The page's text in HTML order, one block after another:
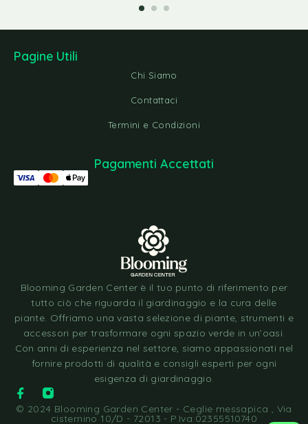
Pagine Utili
Chi Siamo
Contattaci
Termini e Condizioni
Blooming Garden Center è il tuo punto di riferimento per
tutto ciò che riguarda il giardinaggio e la cura delle
piante. Offriamo una vasta selezione di piante, strumenti e
accessori per trasformare ogni spazio verde in un’oasi.
Con anni di esperienza nel settore, siamo appassionati nel
fornire prodotti di qualità e consigli esperti per ogni
esigenza di giardinaggio.
© 2024 Blooming Garden Center - Ceglie messapica , Via
cisternino 10/D - 72013 - P.Iva:02355510740
Pagamenti Accettati